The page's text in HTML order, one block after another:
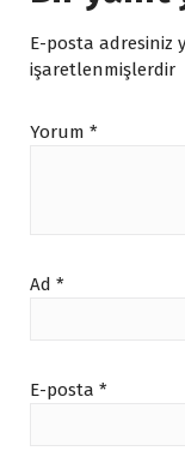
E-posta adresiniz
işaretlenmişlerdir
Yorum *
Ad *
E-posta *